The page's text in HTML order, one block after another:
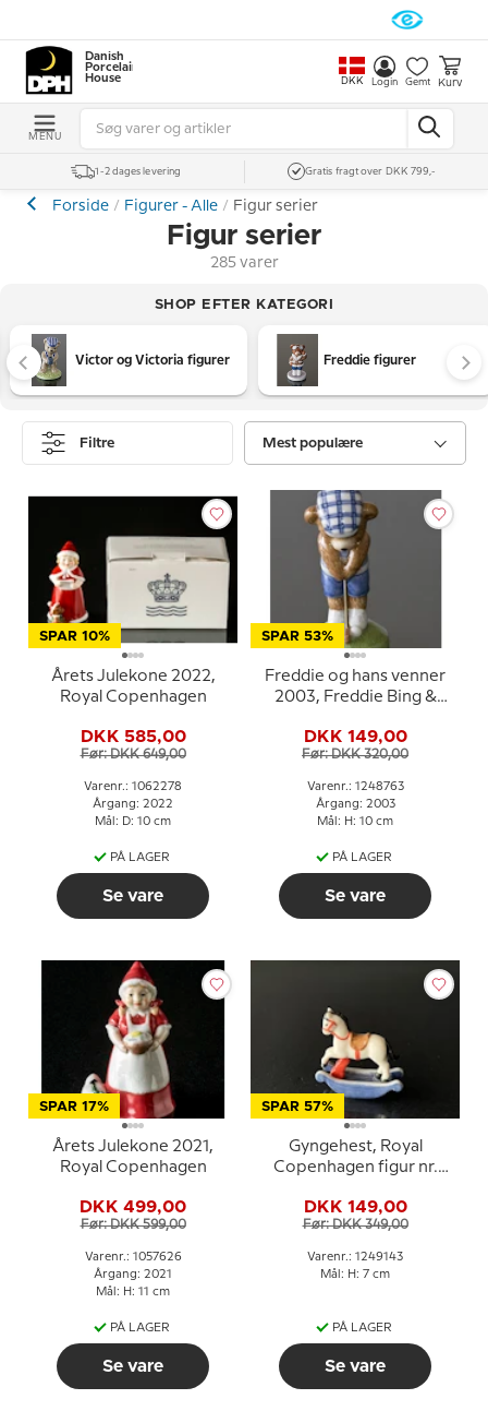
Danish
Porcelain
House
DKK Login Gemt Kurv
MENU
1-2 dages levering Gratis fragt over DKK 799,-
Forside Figurer - Alle Figur serier
Figur serier
285 varer
SHOP EFTER KATEGORI
Victor og Victoria figurer Freddie figurer
Filtre Mest populære
SPAR 10%
Årets Julekone 2022,
Royal Copenhagen
DKK 585,00
Før: DKK 649,00
Varenr.: 1062278
Årgang: 2022
Mål: D: 10 cm
PÅ LAGER
Se vare
SPAR 53%
Freddie og hans venner
2003, Freddie Bing &
DKK 149,00
Før: DKK 320,00
Varenr.: 1248763
Årgang: 2003
Mål: H: 10 cm
PÅ LAGER
Se vare
SPAR 17%
Årets Julekone 2021,
Royal Copenhagen
DKK 499,00
Før: DKK 599,00
Varenr.: 1057626
Årgang: 2021
Mål: H: 11 cm
PÅ LAGER
Se vare
SPAR 57%
Gyngehest, Royal
Copenhagen figur nr.
DKK 149,00
Før: DKK 349,00
Varenr.: 1249143
Mål: H: 7 cm
PÅ LAGER
Se vare